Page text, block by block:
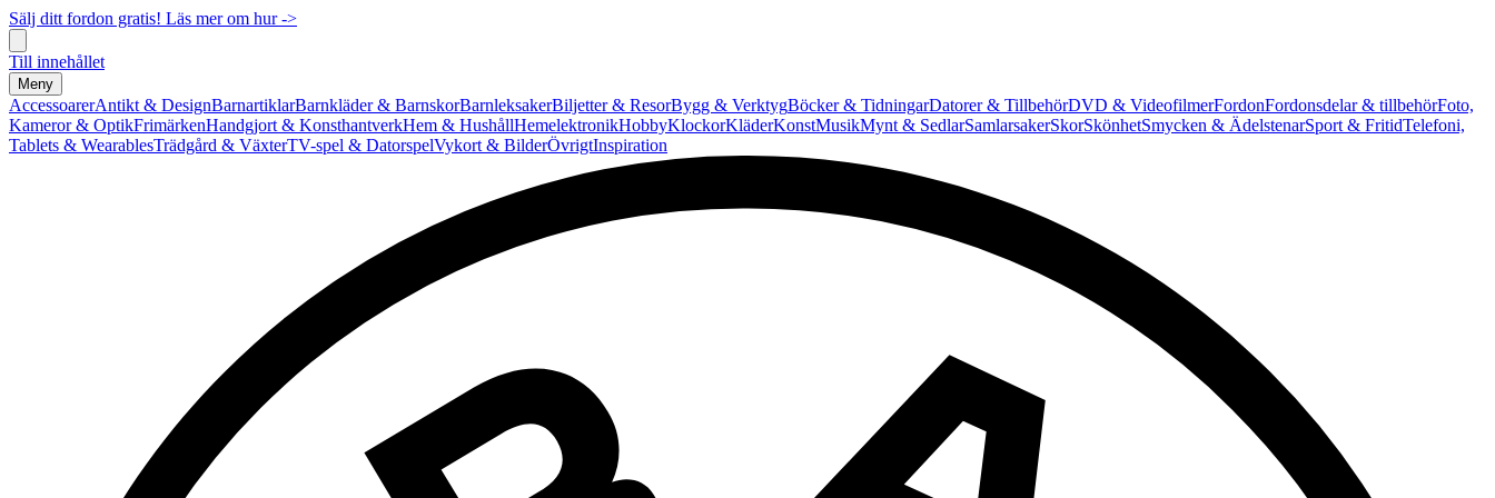
Sälj ditt fordon gratis! Läs mer om hur ->
Till innehållet
Meny
AccessoarerAntikt & DesignBarnartiklarBarnkläder & BarnskorBarnleksakerBiljetter & ResorBygg & VerktygBöcker & TidningarDatorer & TillbehörDVD & VideofilmerFordonFordonsdelar & tillbehörFoto,
Kameror & OptikFrimärkenHandgjort & KonsthantverkHem & HushållHemelektronikHobbyKlockorKläderKonstMusikMynt & SedlarSamlarsakerSkorSkönhetSmycken & ÄdelstenarSport & FritidTelefoni,
Tablets & WearablesTrädgård & VäxterTV-spel & DatorspelVykort & BilderÖvrigtInspiration